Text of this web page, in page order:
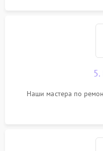
Наши мастера по